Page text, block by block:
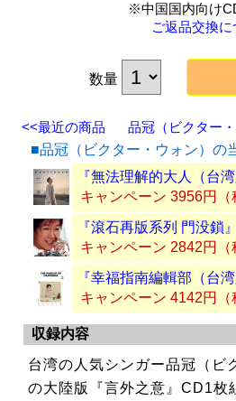
※中国国内向け
ご返品交換
数量
<<最近の商品
品冠（ビクター
■品冠（ビクター・ウォン）の
『無法理解的大人（台
キャンペーン 3956円（
『滾石再版系列 門没鎖
キャンペーン 2842円（
『幸福指南編輯部（台
キャンペーン 4142円（
収録内容
台湾の人気シンガー品冠（ビ
の大陸版『言外之意』CD1枚